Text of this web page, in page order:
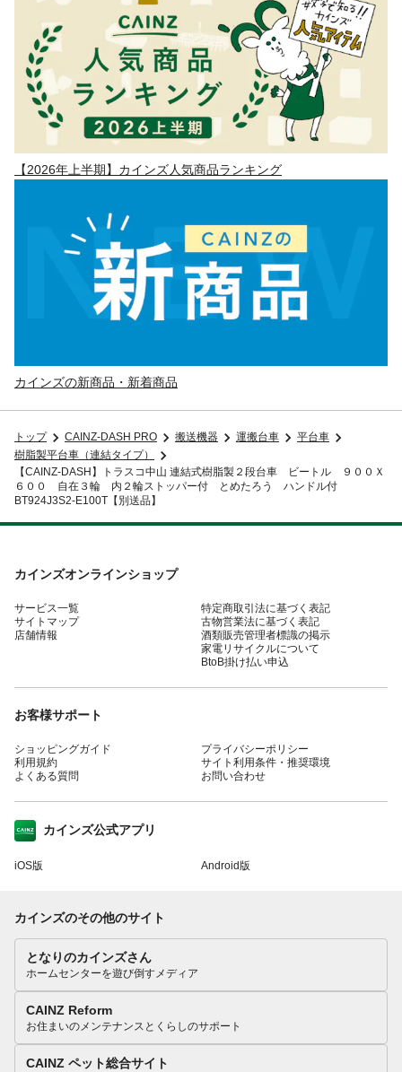
【2026年上半期】カインズ人気商品ランキング
カインズの新商品・新着商品
トップ CAINZ-DASH PRO 搬送機器 運搬台車
平台車
樹脂製平台車（連結タイプ）
【CAINZ-DASH】トラスコ中山 連結式樹脂製２段台車 ビートル ９００Ｘ
６００ 自在３輪 内２輪ストッパー付 とめたろう ハンドル付
BT924J3S2-E100T【別送品】
カインズオンラインショップ
サービス一覧
サイトマップ
店舗情報
特定商取引法に基づく表記
古物営業法に基づく表記
酒類販売管理者標識の掲示
家電リサイクルについて
BtoB掛け払い申込
お客様サポート
ショッピングガイド
利用規約
よくある質問
プライバシーポリシー
サイト利用条件・推奨環境
お問い合わせ
カインズ公式アプリ
iOS版 Android版
カインズのその他のサイト
となりのカインズさん
ホームセンターを遊び倒すメディア
CAINZ Reform
お住まいのメンテナンスとくらしのサポート
CAINZ ペット総合サイト